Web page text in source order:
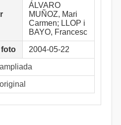
ÁLVARO
MUÑOZ, Mari
Carmen; LLOP i
BAYO, Francesc
foto 2004-05-22